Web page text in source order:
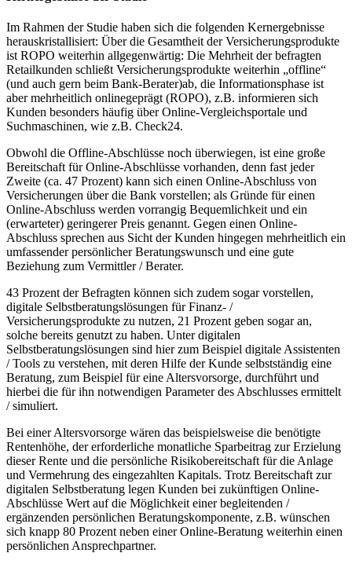
Im Rahmen der Studie haben sich die folgenden Kernergebnisse
herauskristallisiert: Über die Gesamtheit der Versicherungsprodukte
ist ROPO weiterhin allgegenwärtig: Die Mehrheit der befragten
Retailkunden schließt Versicherungsprodukte weiterhin „offline“
(und auch gern beim Bank-Berater)ab, die Informationsphase ist
aber mehrheitlich onlinegeprägt (ROPO), z.B. informieren sich
Kunden besonders häufig über Online-Vergleichsportale und
Suchmaschinen, wie z.B. Check24.
Obwohl die Offline-Abschlüsse noch überwiegen, ist eine große
Bereitschaft für Online-Abschlüsse vorhanden, denn fast jeder
Zweite (ca. 47 Prozent) kann sich einen Online-Abschluss von
Versicherungen über die Bank vorstellen; als Gründe für einen
Online-Abschluss werden vorrangig Bequemlichkeit und ein
(erwarteter) geringerer Preis genannt. Gegen einen Online-
Abschluss sprechen aus Sicht der Kunden hingegen mehrheitlich ein
umfassender persönlicher Beratungswunsch und eine gute
Beziehung zum Vermittler / Berater.
43 Prozent der Befragten können sich zudem sogar vorstellen,
digitale Selbstberatungslösungen für Finanz- /
Versicherungsprodukte zu nutzen, 21 Prozent geben sogar an,
solche bereits genutzt zu haben. Unter digitalen
Selbstberatungslösungen sind hier zum Beispiel digitale Assistenten
/ Tools zu verstehen, mit deren Hilfe der Kunde selbstständig eine
Beratung, zum Beispiel für eine Altersvorsorge, durchführt und
hierbei die für ihn notwendigen Parameter des Abschlusses ermittelt
/ simuliert.
Bei einer Altersvorsorge wären das beispielsweise die benötigte
Rentenhöhe, der erforderliche monatliche Sparbeitrag zur Erzielung
dieser Rente und die persönliche Risikobereitschaft für die Anlage
und Vermehrung des eingezahlten Kapitals. Trotz Bereitschaft zur
digitalen Selbstberatung legen Kunden bei zukünftigen Online-
Abschlüsse Wert auf die Möglichkeit einer begleitenden /
ergänzenden persönlichen Beratungskomponente, z.B. wünschen
sich knapp 80 Prozent neben einer Online-Beratung weiterhin einen
persönlichen Ansprechpartner.